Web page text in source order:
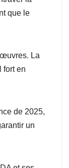
que le
La
fort en
de 2025,
un